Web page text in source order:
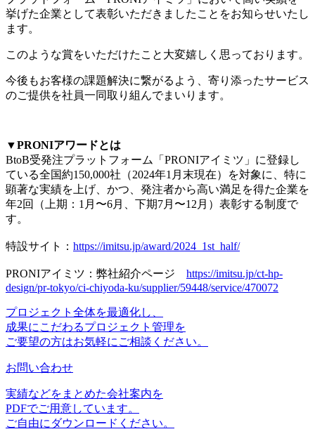
挙げた企業として表彰いただきましたことをお知らせいたし
ます。
このような賞をいただけたこと⼤変嬉しく思っております。
今後もお客様の課題解決に繋がるよう、寄り添ったサービス
のご提供を社員⼀同取り組んでまいります。
▼PRONIアワードとは
BtoB受発注プラットフォーム「PRONIアイミツ」に登録し
ている全国約150,000社（2024年1⽉末現在）を対象に、特に
顕著な実績を上げ、かつ、発注者から⾼い満⾜を得た企業を
年2回（上期：1⽉〜6⽉、下期7⽉〜12⽉）表彰する制度で
す。
特設サイト： https://imitsu.jp/award/2024_1st_half/
PRONIアイミツ：弊社紹介ページ https://imitsu.jp/ct-hp-
design/pr-tokyo/ci-chiyoda-ku/supplier/59448/service/470072
プロジェクト全体を最適化し、
成果にこだわるプロジェクト管理を
ご要望の方はお気軽にご相談ください。
お問い合わせ
実績などをまとめた会社案内を
PDFでご用意しています。
ご自由にダウンロードください。